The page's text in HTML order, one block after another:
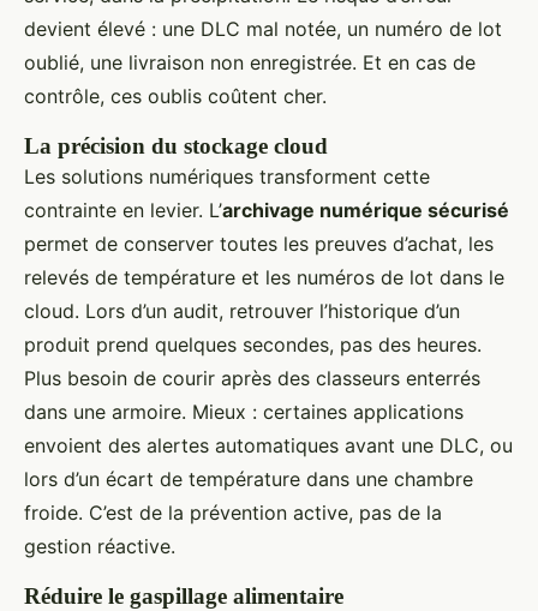
devient élevé : une DLC mal notée, un numéro de lot
oublié, une livraison non enregistrée. Et en cas de
contrôle, ces oublis coûtent cher.
La précision du stockage cloud
Les solutions numériques transforment cette
contrainte en levier. L’archivage numérique sécurisé
permet de conserver toutes les preuves d’achat, les
relevés de température et les numéros de lot dans le
cloud. Lors d’un audit, retrouver l’historique d’un
produit prend quelques secondes, pas des heures.
Plus besoin de courir après des classeurs enterrés
dans une armoire. Mieux : certaines applications
envoient des alertes automatiques avant une DLC, ou
lors d’un écart de température dans une chambre
froide. C’est de la prévention active, pas de la
gestion réactive.
Réduire le gaspillage alimentaire